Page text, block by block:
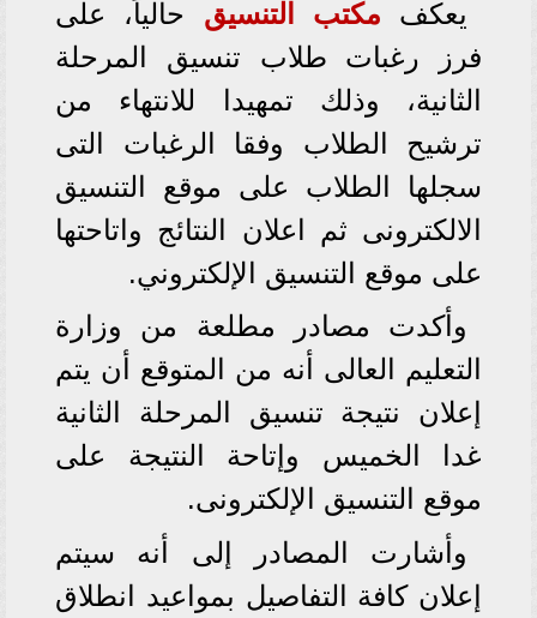
يعكف مكتب التنسيق حالياً، على
فرز رغبات طلاب تنسيق المرحلة
الثانية، وذلك تمهيدا للانتهاء من
ترشيح الطلاب وفقا الرغبات التى
سجلها الطلاب على موقع التنسيق
الالكترونى ثم اعلان النتائج واتاحتها
على موقع التنسيق الإلكتروني.
وأكدت مصادر مطلعة من وزارة
التعليم العالى أنه من المتوقع أن يتم
إعلان نتيجة تنسيق المرحلة الثانية
غدا الخميس وإتاحة النتيجة على
موقع التنسيق الإلكترونى.
وأشارت المصادر إلى أنه سيتم
إعلان كافة التفاصيل بمواعيد انطلاق